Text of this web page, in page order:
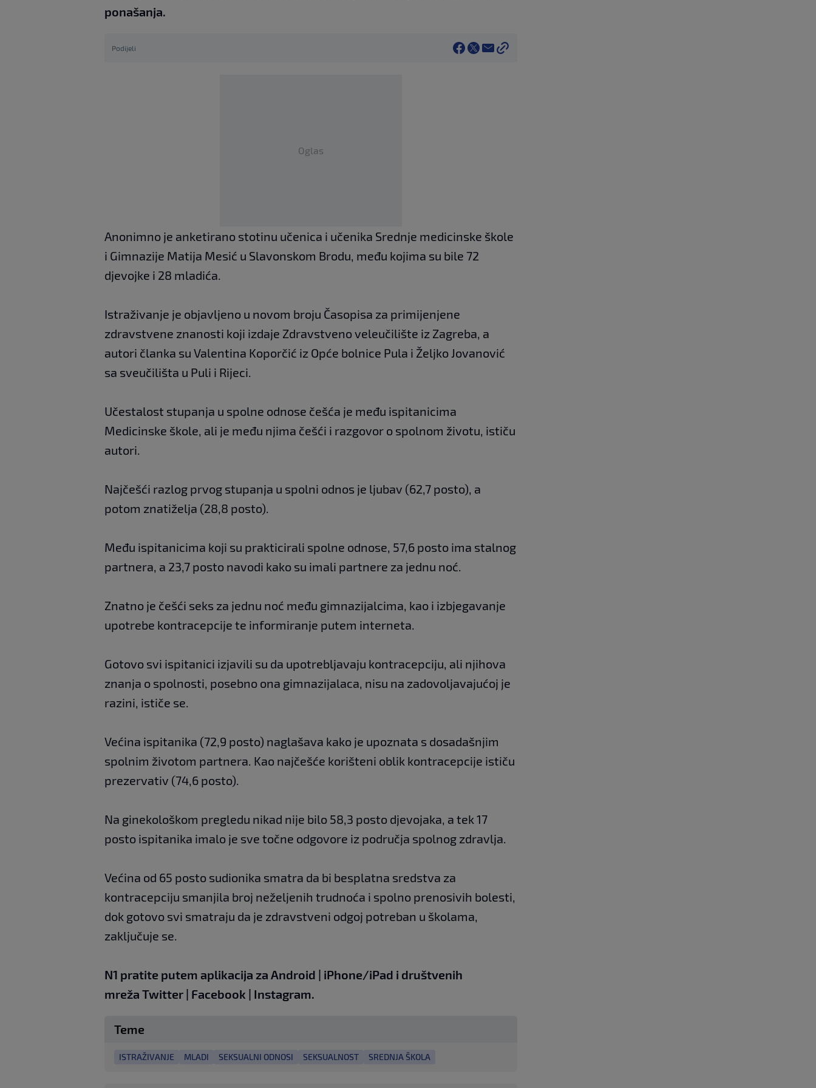
ponašanja.
Podijeli
Oglas
Anonimno je anketirano stotinu učenica i učenika Srednje medicinske škole
i Gimnazije Matija Mesić u Slavonskom Brodu, među kojima su bile 72
djevojke i 28 mladića.
Istraživanje je objavljeno u novom broju Časopisa za primijenjene
zdravstvene znanosti koji izdaje Zdravstveno veleučilište iz Zagreba, a
autori članka su Valentina Koporčić iz Opće bolnice Pula i Željko Jovanović
sa sveučilišta u Puli i Rijeci.
Učestalost stupanja u spolne odnose češća je među ispitanicima
Medicinske škole, ali je među njima češći i razgovor o spolnom životu, ističu
autori.
Najčešći razlog prvog stupanja u spolni odnos je ljubav (62,7 posto), a
potom znatiželja (28,8 posto).
Među ispitanicima koji su prakticirali spolne odnose, 57,6 posto ima stalnog
partnera, a 23,7 posto navodi kako su imali partnere za jednu noć.
Znatno je češći seks za jednu noć među gimnazijalcima, kao i izbjegavanje
upotrebe kontracepcije te informiranje putem interneta.
Gotovo svi ispitanici izjavili su da upotrebljavaju kontracepciju, ali njihova
znanja o spolnosti, posebno ona gimnazijalaca, nisu na zadovoljavajućoj je
razini, ističe se.
Većina ispitanika (72,9 posto) naglašava kako je upoznata s dosadašnjim
spolnim životom partnera. Kao najčešće korišteni oblik kontracepcije ističu
prezervativ (74,6 posto).
Na ginekološkom pregledu nikad nije bilo 58,3 posto djevojaka, a tek 17
posto ispitanika imalo je sve točne odgovore iz područja spolnog zdravlja.
Većina od 65 posto sudionika smatra da bi besplatna sredstva za
kontracepciju smanjila broj neželjenih trudnoća i spolno prenosivih bolesti,
dok gotovo svi smatraju da je zdravstveni odgoj potreban u školama,
zaključuje se.
N1 pratite putem aplikacija za Android | iPhone/iPad i društvenih
mreža Twitter | Facebook | Instagram.
Teme
ISTRAŽIVANJE MLADI SEKSUALNI ODNOSI SEKSUALNOST SREDNJA ŠKOLA